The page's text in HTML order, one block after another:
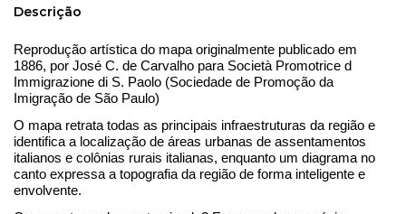
Descrição
Reprodução artística do mapa originalmente publicado em
1886, por José C. de Carvalho para Società Promotrice d
Immigrazione di S. Paolo (Sociedade de Promoção da
Imigração de São Paulo)
O mapa retrata todas as principais infraestruturas da região e
identifica a localização de áreas urbanas de assentamentos
italianos e colônias rurais italianas, enquanto um diagrama no
canto expressa a topografia da região de forma inteligente e
envolvente.